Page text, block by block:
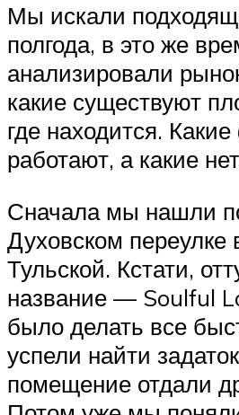
Мы искали
полгода, в это же
анализировали
какие существуют
где находится.
работают, а какие
Сначала мы нашли
Духовском переулке
Тульской. Кстати,
название — Soulful
было делать все
успели найти
помещение отдали